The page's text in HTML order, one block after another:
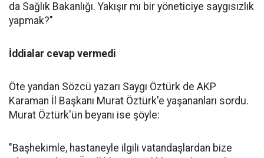
da Sağlık Bakanlığı. Yakışır mı bir yöneticiye saygısızlık
yapmak?"
İddialar cevap vermedi
Öte yandan Sözcü yazarı Saygı Öztürk de AKP
Karaman İl Başkanı Murat Öztürk'e yaşananları sordu.
Murat Öztürk'ün beyanı ise şöyle:
"Başhekimle, hastaneyle ilgili vatandaşlardan bize